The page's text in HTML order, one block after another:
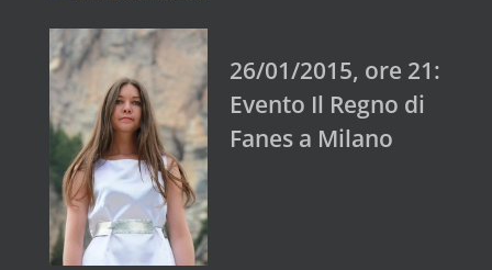
26/01/2015, ore 21:
Evento Il Regno di
Fanes a Milano